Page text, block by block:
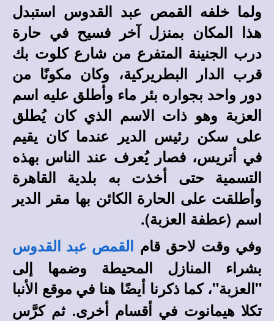
ولما خلفه القمص عبد القدوس استبدل
هذا المكان بمنزل آخر فسيح في حارة
درب الجنينة المتفرع من شارع كلوت بك
قرب الدار البطريركية، وكان مكونًا من
دور واحد بجواره بئر ماء وأطلق عليه اسم
العزبة وهو ذات الاسم الذي كان يُطلق
على سكن رئيس الدير عندما كان يقيم
في أتريس، فصار يُعرف عند الناس بهذه
التسمية حتى أخذت به بلدية القاهرة
وأطلقت على الحارة الكائن بها مقر الدير
اسم (عطفة العزبة).
وفي وقت لاحق قام
القمص عبد القدوس
بشراء المنازل المحيطة وضمها إلى
"العزبة"، كما ذكرنا أيضًا هنا في موقع الأنبا
تكلا هيمانوت في أقسام أخرى. ثم كرَّس